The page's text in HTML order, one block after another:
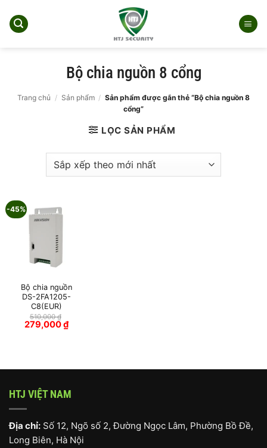
qua
Bộ chia nguồn 8 cổng
Trang chủ / Sản phẩm / Sản phẩm được gắn thẻ “Bộ chia nguồn 8
cổng”
LỌC SẢN PHẨM
-45%
Bộ chia nguồn
DS-2FA1205-
C8(EUR)
510,000₫
Giá
gốc
279,000₫Giá
hiện
HTJ VIỆT NAM
Địa chỉ: Số 12, Ngõ số 2, Đường Ngọc Lâm, Phường Bồ Đề,
Long Biên, Hà Nội